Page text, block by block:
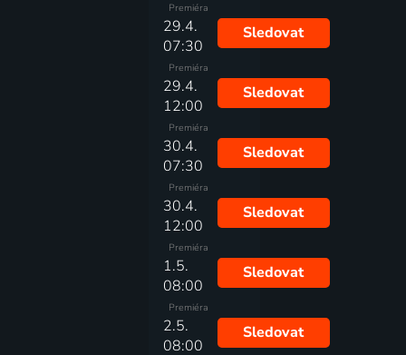
Premiéra
29.4.
07:30
Premiéra
Sledovat
29.4.
12:00
Premiéra
Sledovat
30.4.
07:30
Premiéra
Sledovat
30.4.
12:00
Premiéra
Sledovat
1.5.
08:00
Premiéra
Sledovat
2.5.
08:00
Sledovat